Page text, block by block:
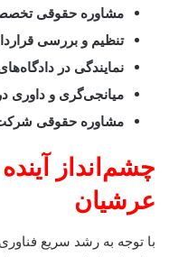
مشاوره حقوقی
تنظیم و بررسی
نمایندگی در
میانجی‌گری و داوری
مشاوره حقوقی
چشم‌انداز
عرشیان
با توجه به رشد سریع